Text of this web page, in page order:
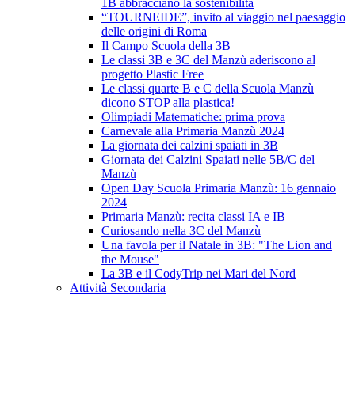
1B abbracciano la sostenibilità
“TOURNEIDE”, invito al viaggio nel paesaggio
delle origini di Roma
Il Campo Scuola della 3B
Le classi 3B e 3C del Manzù aderiscono al
progetto Plastic Free
Le classi quarte B e C della Scuola Manzù
dicono STOP alla plastica!
Olimpiadi Matematiche: prima prova
Carnevale alla Primaria Manzù 2024
La giornata dei calzini spaiati in 3B
Giornata dei Calzini Spaiati nelle 5B/C del
Manzù
Open Day Scuola Primaria Manzù: 16 gennaio
2024
Primaria Manzù: recita classi IA e IB
Curiosando nella 3C del Manzù
Una favola per il Natale in 3B: "The Lion and
the Mouse"
La 3B e il CodyTrip nei Mari del Nord
Attività Secondaria